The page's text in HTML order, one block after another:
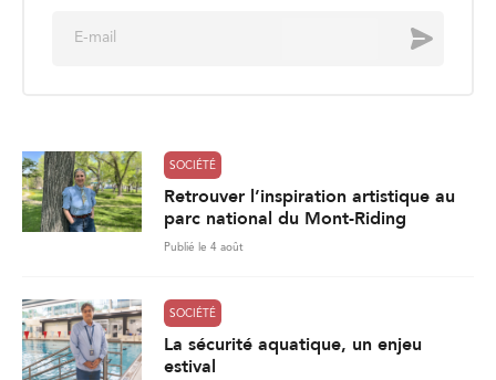
Envoyer
SOCIÉTÉ
Retrouver l’inspiration artistique au
parc national du Mont-Riding
Publié le 4 août
SOCIÉTÉ
La sécurité aquatique, un enjeu
estival